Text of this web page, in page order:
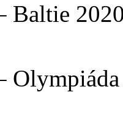
Baltie